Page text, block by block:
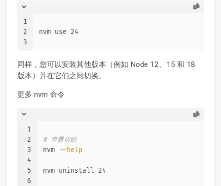
1
2
3
nvm use 24
同样，您可以安装其他版本（例如 Node 12、15 和 18
版本）并在它们之间切换。
更多 nvm 命令
1
2
3
4
5
6
# 查看帮助
nvm -- help
nvm uninstall 24